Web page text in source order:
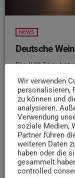
NEWS
Deutsche
Die IHK Trier hat
Charlotte Weihl,
Die 25-jährige
Fachkompetenz
deutsche
und Ausland.
Engagement der
Weihl möchte
für Wein
today 28. NOVEMBER
Wir verwenden
personalisieren,
zu können und
analysieren.
Verwendung
soziale Medien,
Partner führen
weiteren Daten
haben oder die
gesammelt
controlled